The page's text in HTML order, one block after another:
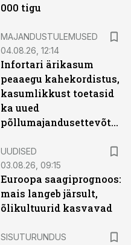
000 tigu
MAJANDUSTULEMUSED
04.08.26, 12:14
Infortari ärikasum
peaaegu kahekordistus,
kasumlikkust toetasid
ka uued
põllumajandusettevõtted
UUDISED
03.08.26, 09:15
Euroopa saagiprognoos:
mais langeb järsult,
õlikultuurid kasvavad
SISUTURUNDUS